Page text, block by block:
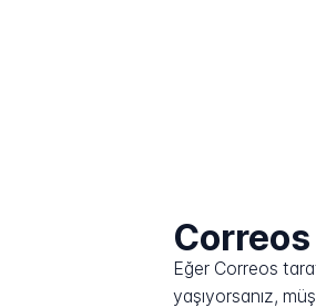
Eğer Correos
yaşıyorsanız,